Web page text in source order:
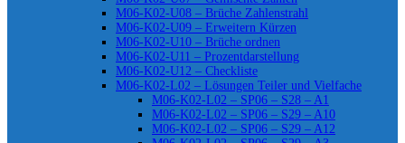
M06-K02-U08 – Brüche Zahlenstrahl
M06-K02-U09 – Erweitern Kürzen
M06-K02-U10 – Brüche ordnen
M06-K02-U11 – Prozentdarstellung
M06-K02-U12 – Checkliste
M06-K02-L02 – Lösungen Teiler und Vielfache
M06-K02-L02 – SP06 – S28 – A1
M06-K02-L02 – SP06 – S29 – A10
M06-K02-L02 – SP06 – S29 – A12